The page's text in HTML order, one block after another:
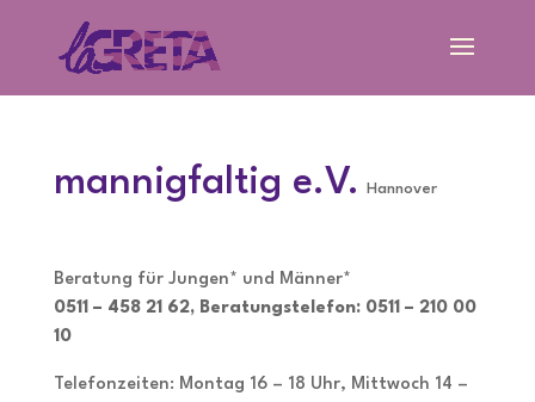
mannigfaltig e.V. Hannover
Beratung für Jungen* und Männer*
0511 – 458 21 62, Beratungstelefon: 0511 – 210 00
10
Telefonzeiten: Montag 16 – 18 Uhr, Mittwoch 14 –